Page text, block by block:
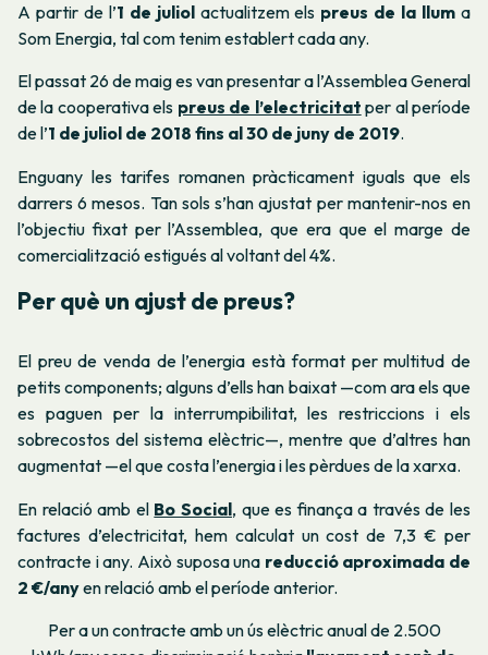
A partir de l’1 de juliol actualitzem els preus de la llum a
Som Energia, tal com tenim establert cada any.
El passat 26 de maig es van presentar a l’Assemblea General
de la cooperativa els preus de l’electricitat per al període
de l’1 de juliol de 2018 fins al 30 de juny de 2019.
Enguany les tarifes romanen pràcticament iguals que els
darrers 6 mesos. Tan sols s’han ajustat per mantenir-nos en
l’objectiu fixat per l’Assemblea, que era que el marge de
comercialització estigués al voltant del 4%.
Per què un ajust de preus?
El preu de venda de l’energia està format per multitud de
petits components; alguns d’ells han baixat —com ara els que
es paguen per la interrumpibilitat, les restriccions i els
sobrecostos del sistema elèctric—, mentre que d’altres han
augmentat —el que costa l’energia i les pèrdues de la xarxa.
En relació amb el Bo Social, que es finança a través de les
factures d’electricitat, hem calculat un cost de 7,3 € per
contracte i any. Això suposa una reducció aproximada de
2 €/anyen relació amb el període anterior.
Per a un contracte amb un ús elèctric anual de 2.500